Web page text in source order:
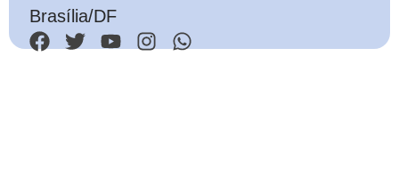
Brasília/DF